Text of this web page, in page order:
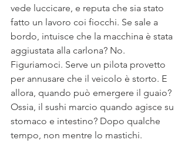
vede luccicare, e reputa che sia stato
fatto un lavoro coi fiocchi. Se sale a
bordo, intuisce che la macchina è stata
aggiustata alla carlona? No.
Figuriamoci. Serve un pilota provetto
per annusare che il veicolo è storto. E
allora, quando può emergere il guaio?
Ossia, il sushi marcio quando agisce su
stomaco e intestino? Dopo qualche
tempo, non mentre lo mastichi.